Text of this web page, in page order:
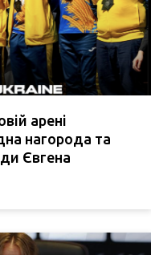
арені
нагорода та
Євгена